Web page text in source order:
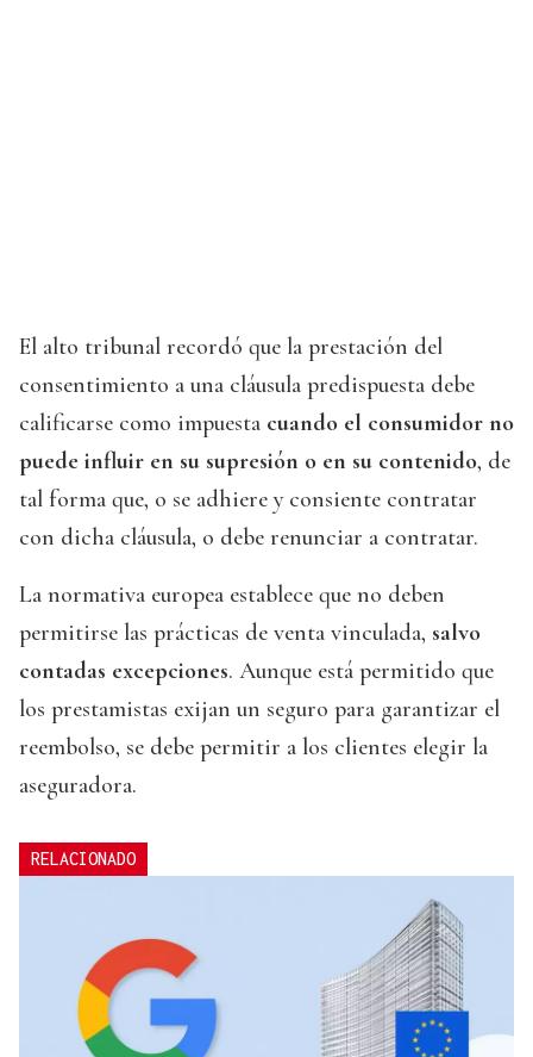
El alto tribunal recordó que la prestación del
consentimiento a una cláusula predispuesta debe
calificarse como impuesta cuando el consumidor no
puede influir en su supresión o en su contenido, de
tal forma que, o se adhiere y consiente contratar
con dicha cláusula, o debe renunciar a contratar.
La normativa europea establece que no deben
permitirse las prácticas de venta vinculada, salvo
contadas excepciones. Aunque está permitido que
los prestamistas exijan un seguro para garantizar el
reembolso, se debe permitir a los clientes elegir la
aseguradora.
RELACIONADO